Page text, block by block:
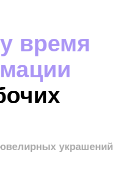
время
украшений